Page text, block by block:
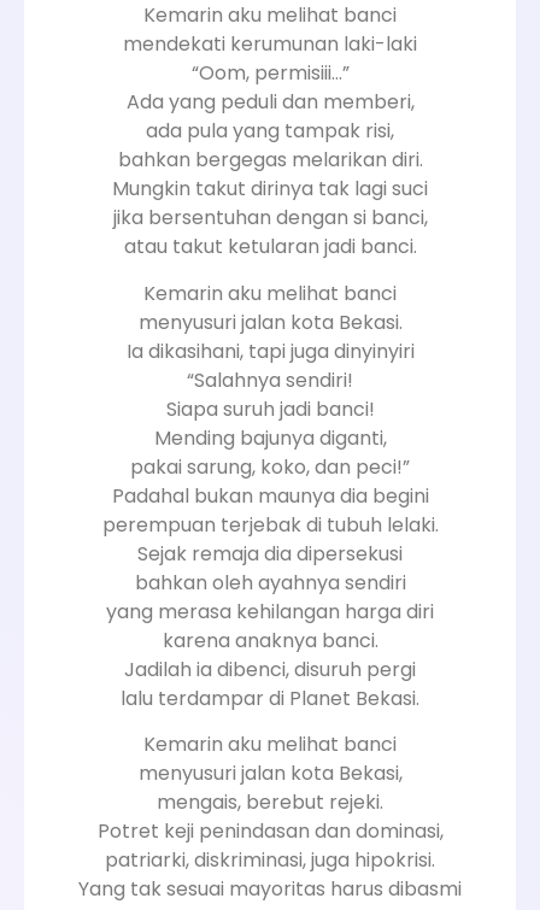
Kemarin aku melihat banci
mendekati kerumunan laki-laki
“Oom, permisiii…”
Ada yang peduli dan memberi,
ada pula yang tampak risi,
bahkan bergegas melarikan diri.
Mungkin takut dirinya tak lagi suci
jika bersentuhan dengan si banci,
atau takut ketularan jadi banci.
Kemarin aku melihat banci
menyusuri jalan kota Bekasi.
Ia dikasihani, tapi juga dinyinyiri
“Salahnya sendiri!
Siapa suruh jadi banci!
Mending bajunya diganti,
pakai sarung, koko, dan peci!”
Padahal bukan maunya dia begini
perempuan terjebak di tubuh lelaki.
Sejak remaja dia dipersekusi
bahkan oleh ayahnya sendiri
yang merasa kehilangan harga diri
karena anaknya banci.
Jadilah ia dibenci, disuruh pergi
lalu terdampar di Planet Bekasi.
Kemarin aku melihat banci
menyusuri jalan kota Bekasi,
mengais, berebut rejeki.
Potret keji penindasan dan dominasi,
patriarki, diskriminasi, juga hipokrisi.
Yang tak sesuai mayoritas harus dibasmi